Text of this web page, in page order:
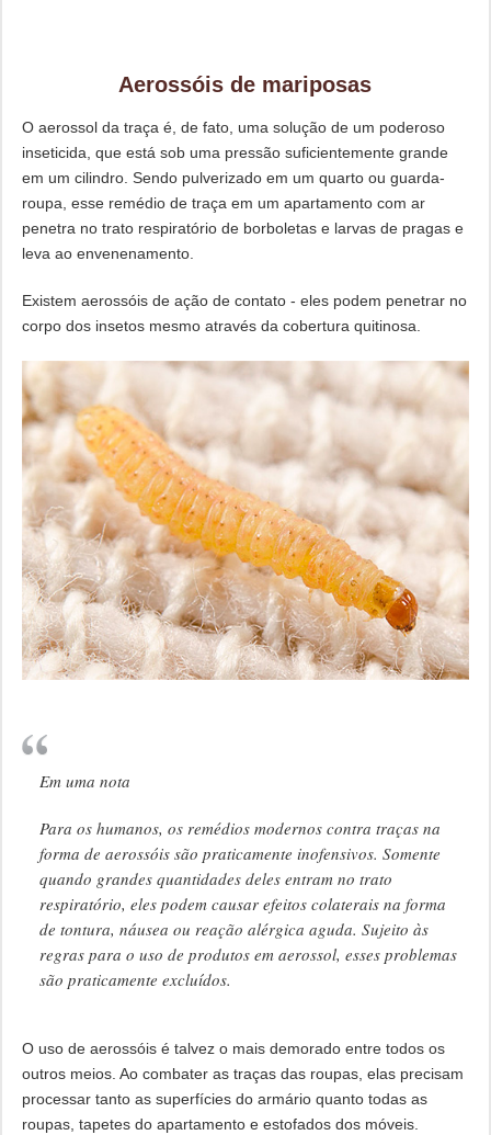
Aerossóis de mariposas
O aerossol da traça é, de fato, uma solução de um poderoso
inseticida, que está sob uma pressão suficientemente grande
em um cilindro. Sendo pulverizado em um quarto ou guarda-
roupa, esse remédio de traça em um apartamento com ar
penetra no trato respiratório de borboletas e larvas de pragas e
leva ao envenenamento.
Existem aerossóis de ação de contato - eles podem penetrar no
corpo dos insetos mesmo através da cobertura quitinosa.
Em uma nota
Para os humanos, os remédios modernos contra traças na
forma de aerossóis são praticamente inofensivos. Somente
quando grandes quantidades deles entram no trato
respiratório, eles podem causar efeitos colaterais na forma
de tontura, náusea ou reação alérgica aguda. Sujeito às
regras para o uso de produtos em aerossol, esses problemas
são praticamente excluídos.
O uso de aerossóis é talvez o mais demorado entre todos os
outros meios. Ao combater as traças das roupas, elas precisam
processar tanto as superfícies do armário quanto todas as
roupas, tapetes do apartamento e estofados dos móveis.